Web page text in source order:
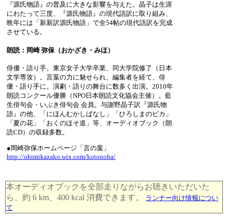
『源氏物語』の普及に大きな影響を与えた。晶子は生涯
にわたって三度、『源氏物語』の現代語訳に取り組み、
晩年には「新新訳源氏物語」で全54帖の現代語訳を完成
させている。
朗読：岡崎 弥保（おかざき・みほ）
俳優・語り手。東京女子大学卒業、同大学院修了（日本
文学専攻）。言葉の力に魅せられ、編集者を経て、俳
優・語り手に。演劇・語りの舞台に数多く出演。2010年
朗読コンクール優勝（NPO日本朗読文化協会主催）。藍
生俳句会・いぶき俳句会 会員。与謝野晶子訳『源氏物
語』の他、「にほんむかしばなし」「ひろしまのピカ」
「夏の花」「おくのほそ道」等、オーディオブック（朗
読CD）の収録多数。
●岡崎弥保ホームページ「言の葉」
http://ohimikazako.wix.com/kotonoha/
本オーディオブックを全部走りながらお聴きいただいた
ら、約 6 km、400 kcal 消費できます。
ランナー向け情報につい
て